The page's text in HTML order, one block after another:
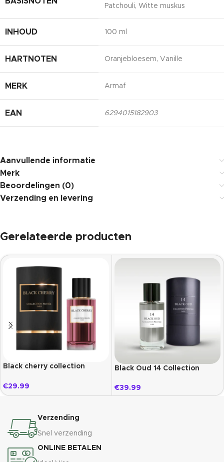
Patchouli, Witte muskus
INHOUD 100 ml
HARTNOTEN Oranjebloesem, Vanille
MERK Armaf
EAN 6294015182903
Aanvullende informatie
Merk
Beoordelingen (0)
Verzending en levering
Gerelateerde producten
Black cherry collection
€29.99
Black Oud 14 Collection
€39.99
Verzending
Snel verzending
ONLINE BETALEN